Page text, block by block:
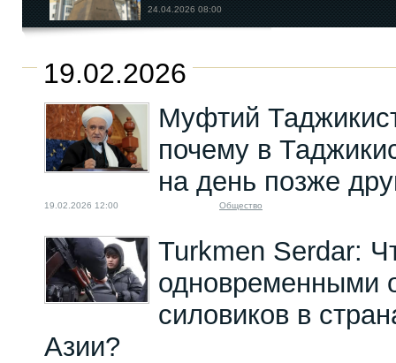
24.04.2026 08:00
Западному НПО-
активисту из
02.08.2023 10:00
19.02.2026
Муфтий
почему в
на день позже
19.02.2026 12:00 Общество
Turkmen Serdar:
одновременными
силовиков в
Азии?